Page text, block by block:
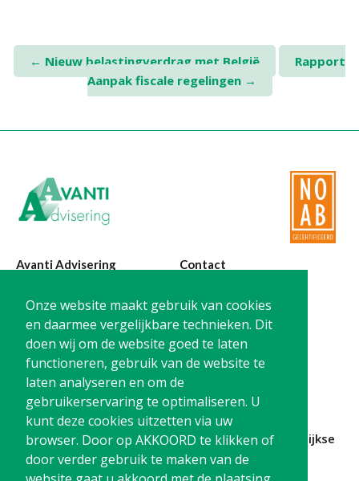
Onze website maakt gebruik van cookies
en daarmee vergelijkbare technieken. Dit
doen wij om de website goed te laten
functioneren, gebruik van de website te
laten analyseren en om de
gebruikerservaring te optimaliseren. U
kunt deze cookies uitzetten via uw
browser. Door op AKKOORD te klikken of
door verder gebruik te maken van de
Online
Twinfield – Boekhouden
Visionplanner – Rapportage
Klantenportaal – Online dossiers
Online Salaris – Salarissen
Post
navigation
← Nieuw belastingverdrag met België
Rapport
Aanpak fiscale regelingen →
Avanti Advisering
Poelstraat 4
1441 RR Purmerend
Contact
T: 0299-420870
@:
info@avanti-
advisering.nl
BTW: NL861212733B01
Blijf op de hoogte en schrijf je in voor onze maandelijkse
nieuwsbrief